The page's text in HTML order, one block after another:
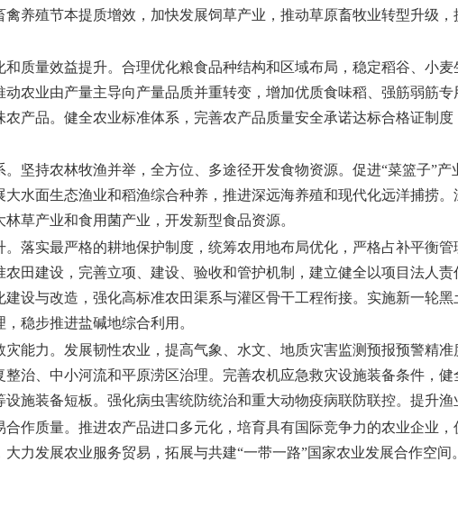
养殖节本提质增效，加快发展饲草产业，推动草原畜牧业转型升级
质量效益提升。 合理优化粮食品种结构和区域布局，稳定稻谷、小
农业由产量主导向产量品质并重转变，增加优质食味稻、强筋弱筋
产品。健全农业标准体系，完善农产品质量安全承诺达标合格证制
坚持农林牧渔并举，全方位、多途径开发食物资源。促进“菜篮子”
水面生态渔业和稻渔综合种养，推进深远海养殖和现代化远洋捕捞
草产业和食用菌产业，开发新型食品资源。
落实最严格的耕地保护制度，统筹农用地布局优化，严格占补平衡
田建设，完善立项、建设、验收和管护机制，建立健全以项目法人
设与改造，强化高标准农田渠系与灌区骨干工程衔接。实施新一轮
稳步推进盐碱地综合利用。
能力。 发展韧性农业，提高气象、水文、地质灾害监测预报预警精
治、中小河流和平原涝区治理。完善农机应急救灾设施装备条件，
施装备短板。强化病虫害统防统治和重大动物疫病联防联控。提升渔
作质量。 推进农产品进口多元化，培育具有国际竞争力的农业企业
力发展农业服务贸易，拓展与共建“一带一路”国家农业发展合作空间